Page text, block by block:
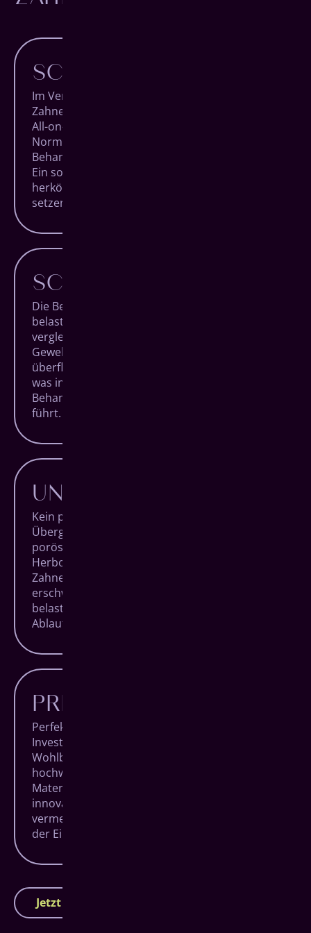
SCHNELLER
Im Vergleich zu den meisten anderen
Zahnersatz-Behandlungen in Herborn ist das
All-on-4 System besonders effizient. Im
Normalfall verlassen Sie unsere Praxis am
Behandlungstag nach nur einer Stunde wieder.
Ein solch schneller Eingriff ist bei
herkömmlichen Systemen mit bis zu 10 zu
setzenden Implantaten undenkbar.
SCHONENDER
Die Behandlung mit dem All-on-4 System
belastet den Organismus deutlich weniger als
vergleichbare Eingriffe. Das umliegende
Gewebe wird durch den Verzicht auf
überflüssige Implantate besonders geschont,
was insgesamt zu einer schmerzärmeren
Behandlung und entspannteren Patienten
führt.
UNKOMPLIZIERTER
Kein provisorischer Zahnersatz in der
Übergangszeit. Kein künstlicher Aufbau bei
poröser Knochenstruktur. Mit All-on-4 für
Herborn entfallen einige Hürden, die
Zahnersatzbehandlungen in vielen Fällen
erschweren und für die Patienten unnötig
belastend sind. Sie erhalten einen klaren
Ablauf und die beste Behandlung.
PREISWERTER
Perfekter Zahnersatz in Herborn ist eine
Investition in Ihre Gesundheit und Ihr
Wohlbefinden. Qualität hat durch die
hochwertigen Komponenten aus besten
Materialen seinen Preis, doch sorgt das
innovative All-on-4 System dafür, dass
vermeidbare Kosten verhindert werden und
der Eingriff somit in Summe günstiger wird.
Jetzt Termin vereinbaren